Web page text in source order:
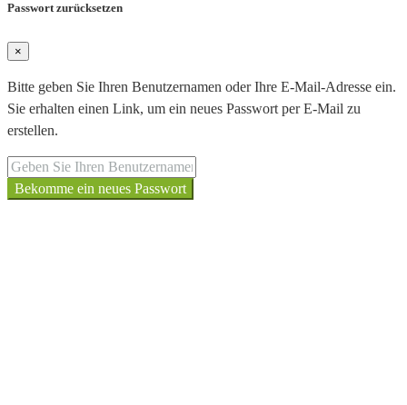
Passwort zurücksetzen
×
Bitte geben Sie Ihren Benutzernamen oder Ihre E-Mail-Adresse ein.
Sie erhalten einen Link, um ein neues Passwort per E-Mail zu
erstellen.
Bekomme ein neues Passwort